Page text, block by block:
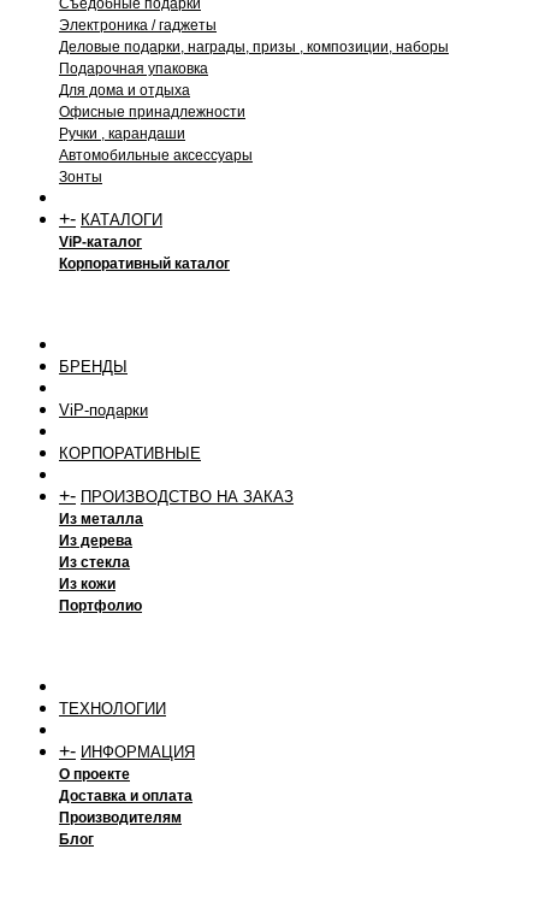
Съедобные подарки
Электроника / гаджеты
Деловые подарки, награды, призы , композиции, наборы
Подарочная упаковка
Для дома и отдыха
Офисные принадлежности
Ручки , карандаши
Автомобильные аксессуары
Зонты
+- КАТАЛОГИ
ViP-каталог
Корпоративный каталог
БРЕНДЫ
ViP-подарки
КОРПОРАТИВНЫЕ
+- ПРОИЗВОДСТВО НА ЗАКАЗ
Из металла
Из дерева
Из стекла
Из кожи
Портфолио
ТЕХНОЛОГИИ
+- ИНФОРМАЦИЯ
О проекте
Доставка и оплата
Производителям
Блог